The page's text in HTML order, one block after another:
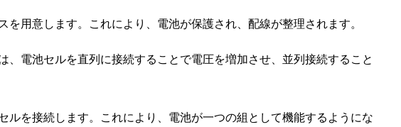
用意します。これにより、電池が保護され、配線が整理されます。
電池セルを直列に接続することで電圧を増加させ、並列接続すること
を接続します。これにより、電池が一つの組として機能するようにな